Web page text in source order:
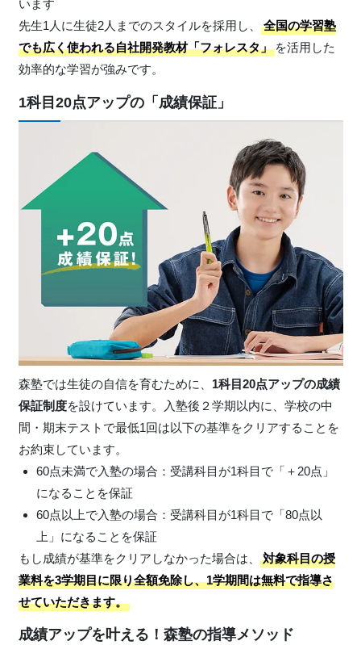
います
先生1人に生徒2人までのスタイルを採用し、
全国の学習塾
でも広く使われる自社開発教材「フォレスタ」を活用した
効率的な学習が強みです。
1科目20点アップの「成績保証」
森塾では生徒の自信を育むために、 1科目20点アップの成績
保証制度を設けています。入塾後２学期以内に、学校の中
間・期末テストで最低1回は以下の基準をクリアすることを
お約束しています。
60点未満で入塾の場合：受講科目が1科目で「＋20点」
になることを保証
60点以上で入塾の場合：受講科目が1科目で「80点以
上」になることを保証
もし成績が基準をクリアしなかった場合は、
対象科目の授
業料を3学期目に限り全額免除し、1学期間は無料で指導さ
せていただきます。
成績アップを叶える！森塾の指導メソッド